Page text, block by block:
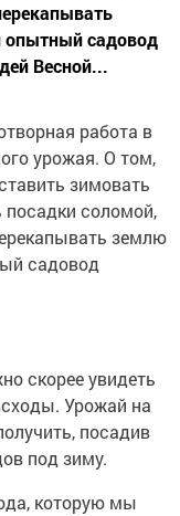
опытный садовод
Весной...
работа в
урожая. О том,
зимовать
посадки соломой,
землю
садовод
скорее увидеть
Урожай на
посадив
под зиму.
которую мы